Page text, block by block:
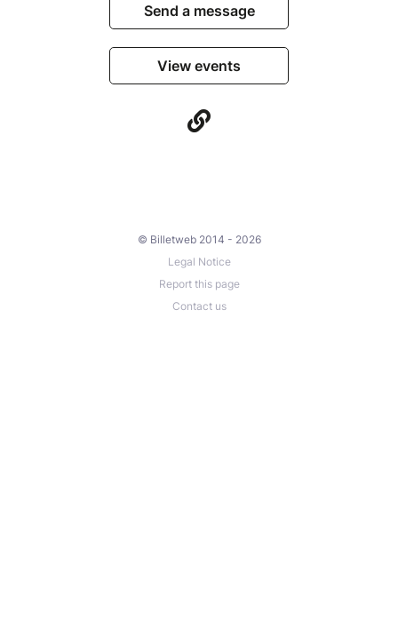
Send a message
View events
© Billetweb 2014 - 2026
Legal Notice
Report this page
Contact us